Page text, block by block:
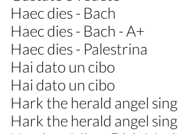
Haec dies - Bach
Haec dies - Bach - A+
Haec dies - Palestrina
Hai dato un cibo
Hai dato un cibo
Hark the herald angel sing
Hark the herald angel sing